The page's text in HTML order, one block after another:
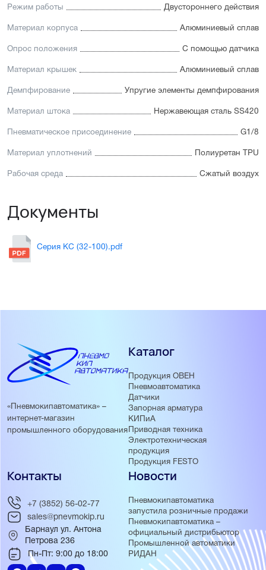
Режим работы Двустороннего действия
Материал корпуса Алюминиевый сплав
Опрос положения С помощью датчика
Материал крышек Алюминиевый сплав
Демпфирование Упругие элементы демпфирования
Материал штока Нержавеющая сталь SS420
Пневматическое присоединение G1/8
Материал уплотнений Полиуретан TPU
Рабочая среда Сжатый воздух
Документы
Серия KC (32-100).pdf
«Пневмокипавтоматика» –
интернет-магазин
промышленного оборудования
Каталог
Продукция ОВЕН
Пневмоавтоматика
Датчики
Запорная арматура
КИПиА
Приводная техника
Электротехническая
продукция
Продукция FESTO
Новости
Пневмокипавтоматика
запустила розничные продажи
Пневмокипавтоматика –
официальный дистрибьютор
Промышленной автоматики
РИДАН
Контакты
+7 (3852) 56-02-77
sales@pnevmokip.ru
Барнаул ул. Антона
Петрова 236
Пн-Пт: 9:00 до 18:00